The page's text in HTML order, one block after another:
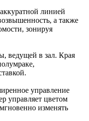
линией
а также
зонируя
ведущей в зал. Края
управление
управляет цветом
изменять